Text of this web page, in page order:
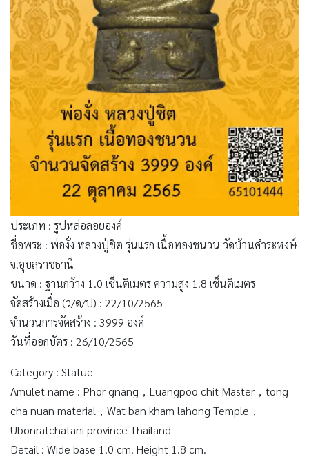
ประเภท : รูปหล่อลอยองค์
ชื่อพระ : พ่องั่ง หลวงปู่ชิต รุ่นแรก เนื้อทองชนวน วัดบ้านคำระหงษ์
จ.อุบลราชธานี
ขนาด : ฐานกว้าง 1.0 เซ็นติเมตร ความสูง 1.8 เซ็นติเมตร
จัดสร้างเมื่อ (ว/ด/ป) : 22/10/2565
จำนวนการจัดสร้าง : 3999 องค์
วันที่ออกบัตร : 26/10/2565
Category : Statue
Amulet name : Phor gnang，Luangpoo chit Master，tong
cha nuan material，Wat ban kham lahong Temple，
Ubonratchatani province Thailand
Detail : Wide base 1.0 cm. Height 1.8 cm.